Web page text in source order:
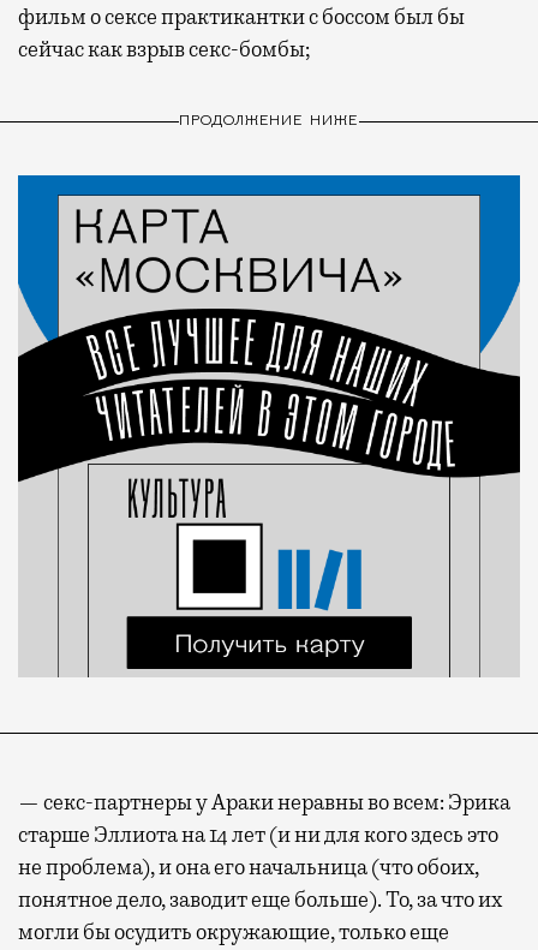
фильм о сексе практикантки с боссом был бы
сейчас как взрыв секс-бомбы;
ПРОДОЛЖЕНИЕ НИЖЕ
— секс-партнеры у Араки неравны во всем: Эрика
старше Эллиота на 14 лет (и ни для кого здесь это
не проблема), и она его начальница (что обоих,
понятное дело, заводит еще больше). То, за что их
могли бы осудить окружающие, только еще